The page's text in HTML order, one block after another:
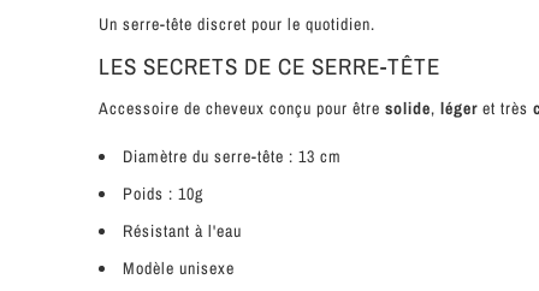
Un serre-tête discret pour le quotidien.
LES SECRETS DE CE SERRE-TÊTE
Accessoire de cheveux conçu pour être solide, léger et très
Diamètre du serre-tête : 13 cm
Poids : 10g
Résistant à l'eau
Modèle unisexe